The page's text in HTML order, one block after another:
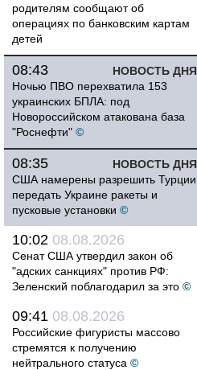
родителям сообщают об
операциях по банковским картам
детей
НОВОСТЬ ДНЯ
08:43
Ночью ПВО перехватила 153
украинских БПЛА: под
Новороссийском атакована база
"Роснефти" ©
НОВОСТЬ ДНЯ
08:35
США намерены разрешить Турции
передать Украине ракеты и
пусковые установки ©
10:02 08.08.2026
Сенат США утвердил закон об
"адских санкциях" против РФ:
Зеленский поблагодарил за это ©
09:41 08.08.2026
Российские фигуристы массово
стремятся к получению
нейтрального статуса ©